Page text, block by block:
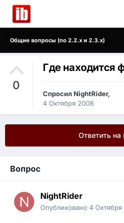
Общие вопросы (по 2.2.x и 2.3.x)
0
Где находится
Спросил NightRider,
4 Октября 2008
Ответить на
Вопрос
NightRider
Опубликовано 4